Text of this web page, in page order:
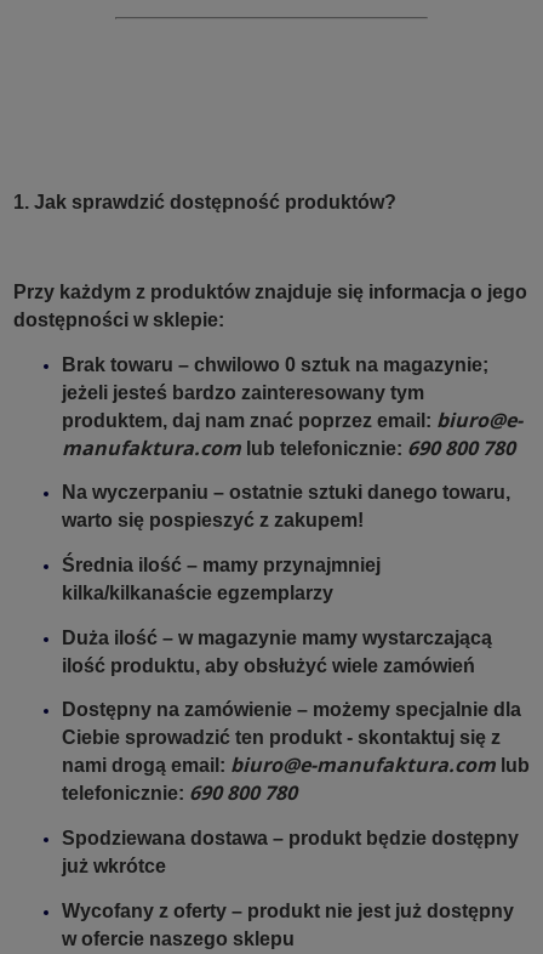
1. Jak sprawdzić dostępność produktów?
Przy każdym z produktów znajduje się informacja o jego
dostępności w sklepie:
Brak towaru – chwilowo 0 sztuk na magazynie;
jeżeli jesteś bardzo zainteresowany tym
produktem, daj nam znać poprzez email: biuro@e-
manufaktura.com lub telefonicznie: 690 800 780
Na wyczerpaniu – ostatnie sztuki danego towaru,
warto się pospieszyć z zakupem!
Średnia ilość – mamy przynajmniej
kilka/kilkanaście egzemplarzy
Duża ilość – w magazynie mamy wystarczającą
ilość produktu, aby obsłużyć wiele zamówień
Dostępny na zamówienie – możemy specjalnie dla
Ciebie sprowadzić ten produkt - skontaktuj się z
nami drogą email: biuro@e-manufaktura.com lub
telefonicznie: 690 800 780
Spodziewana dostawa – produkt będzie dostępny
już wkrótce
Wycofany z oferty – produkt nie jest już dostępny
w ofercie naszego sklepu